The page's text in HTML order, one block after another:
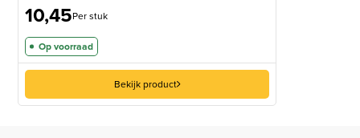
10,45Per stuk
Op voorraad
Bekijk product